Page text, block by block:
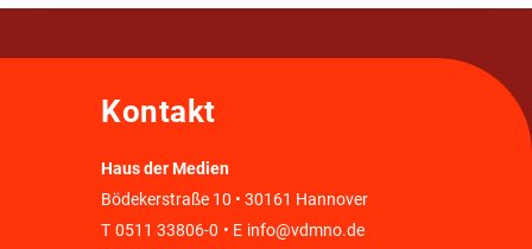
Kontakt
Haus der Medien
Bödekerstraße 10 • 30161 Hannover
T 0511 33806-0 • E info@vdmno.de